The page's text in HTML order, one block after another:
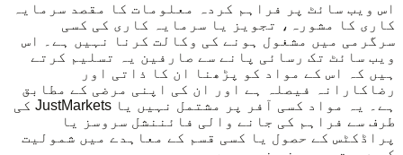
اس ویب سائٹ پر فراہم کردہ معلومات کا مقصد سرمایہ
کاری کا مشورہ، تجویز یا سرمایہ کاری کی کسی
سرگرمی میں مشغول ہونے کی وکالت کرنا نہیں ہے۔ اس
ویب سائٹ تک رسائی پانے سے صارفین یہ تسلیم کرتے
ہیں کہ اس کے مواد کو پڑھنا ان کا ذاتی اور
رضاکارانہ فیصلہ ہے اور ان کی اپنی مرضی کے مطابق
ہے۔ یہ مواد کسی آفر پر مشتمل نہیں یا JustMarkets کی
طرف سے فراہم کی جانے والی فائننشل سروسز یا
پراڈکٹس کے حصول یا کسی قسم کے معاہدے میں شمولیت